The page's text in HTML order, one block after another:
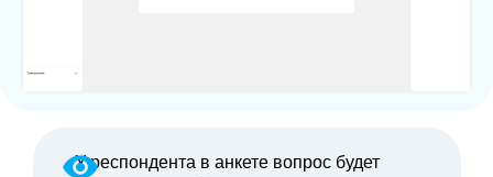
У респондента в анкете вопрос будет